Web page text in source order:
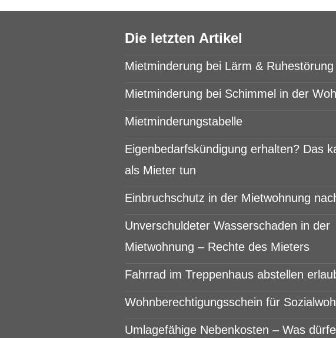
Die letzten Artikel
Mietminderung bei Lärm & Ruhestörung
Mietminderung bei Schimmel in der
Mietminderungstabelle
Eigenbedarfskündigung erhalten? Das
als Mieter tun
Einbruchschutz in der Mietwohnung
Unverschuldeter Wasserschaden in der
Mietwohnung – Rechte des Mieters
Fahrrad im Treppenhaus abstellen
Wohnberechtigungsschein für
Umlagefähige Nebenkosten – Was